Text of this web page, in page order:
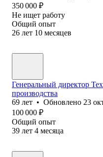
350 000 ₽
Не ищет работу
Общий опыт
26 лет 10 месяцев
Генеральный директор
производства
69 лет • Обновлено 23
100 000 ₽
Общий опыт
39 лет 4 месяца